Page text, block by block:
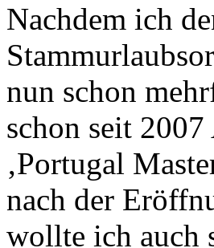
Nachdem ich
nun schon
schon seit
‚Portugal
nach der
wollte ich auch